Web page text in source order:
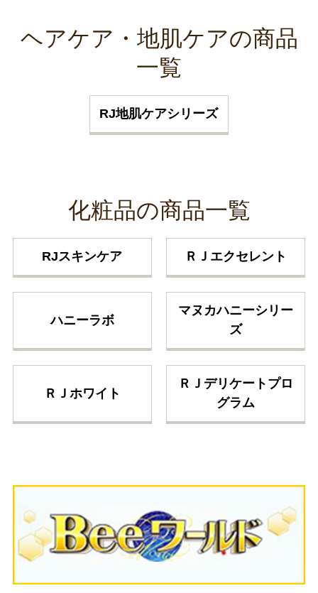
ヘアケア・地肌ケアの商品
一覧
RJ地肌ケアシリーズ
化粧品の商品一覧
RJスキンケア ＲＪエクセレント
ハニーラボ
マヌカハニーシリー
ズ
ＲＪホワイト
ＲＪデリケートプロ
グラム